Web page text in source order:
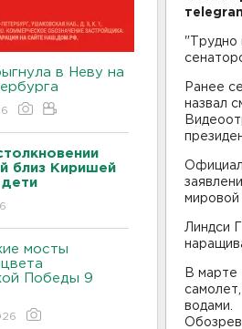
в Неву на
близ Киришей
дети
мосты
Победы 9
"Трудно
Ранее
назвал
мировой
Линдси
В марте
водами.